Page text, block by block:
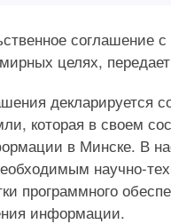
соглашение
целях,
декларируется
которая в своем
в Минске. В
научно-
программного
информации.